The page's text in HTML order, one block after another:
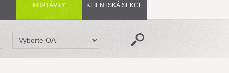
POPTÁVKY KLIENTSKÁ SEKCE